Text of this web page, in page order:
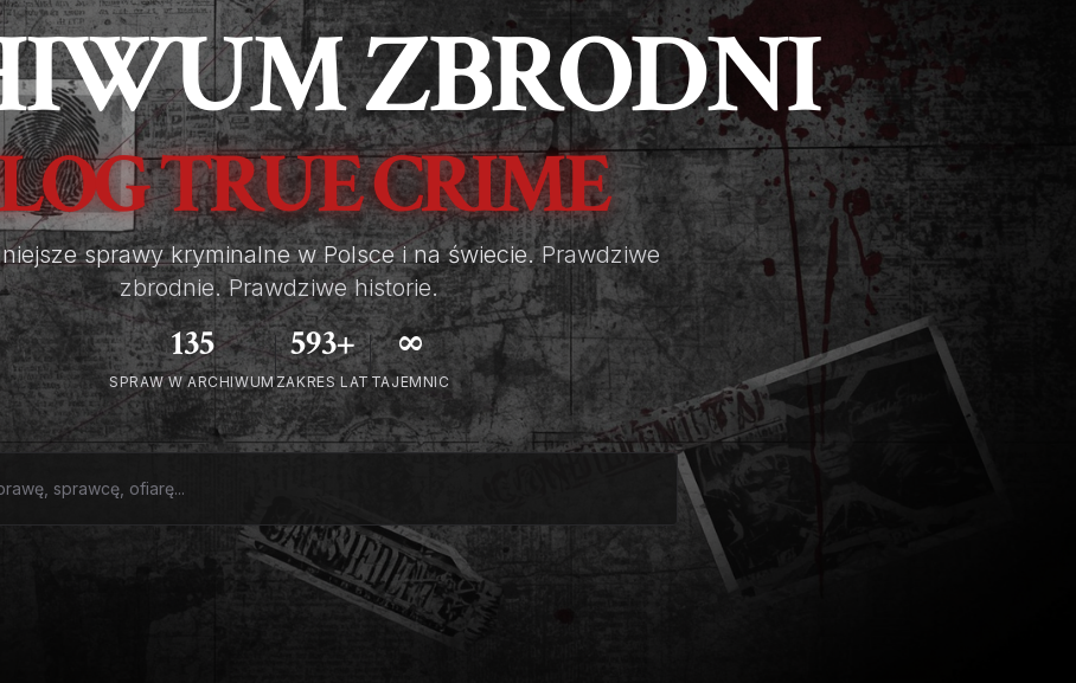
ZBRODNI
TRUE CRIME
sprawy kryminalne w Polsce i na świecie.Prawdziwe
zbrodnie. Prawdziwe historie.
135
SPRAW W ARCHIWUM
593+
ZAKRES LAT
∞
TAJEMNIC